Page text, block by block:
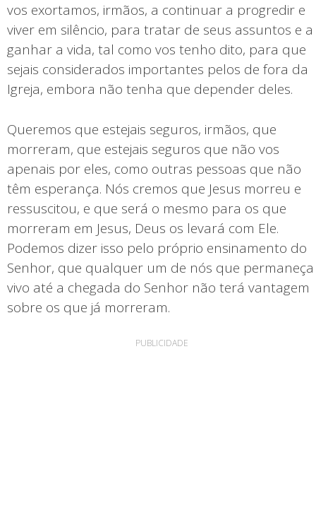
vos exortamos, irmãos, a continuar a progredir e
viver em silêncio, para tratar de seus assuntos e a
ganhar a vida, tal como vos tenho dito, para que
sejais considerados importantes pelos de fora da
Igreja, embora não tenha que depender deles.
Queremos que estejais seguros, irmãos, que
morreram, que estejais seguros que não vos
apenais por eles, como outras pessoas que não
têm esperança. Nós cremos que Jesus morreu e
ressuscitou, e que será o mesmo para os que
morreram em Jesus, Deus os levará com Ele.
Podemos dizer isso pelo próprio ensinamento do
Senhor, que qualquer um de nós que permaneça
vivo até a chegada do Senhor não terá vantagem
sobre os que já morreram.
PUBLICIDADE